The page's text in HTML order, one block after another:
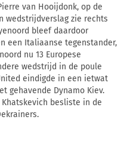
van Hooijdonk, op de
wedstrijdverslag zie rechts
bleef daardoor
een Italiaanse tegenstander,
nu 13 Europese
wedstrijd in de poule
eindigde in een ietwat
gehavende Dynamo Kiev.
besliste in de